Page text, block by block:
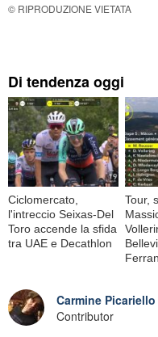
© RIPRODUZIONE VIETATA
Di tendenza oggi
Ciclomercato,
l'intreccio Seixas-Del
Toro accende la sfida
tra UAE e Decathlon
Tour,
Carmine Picariello
Contributor